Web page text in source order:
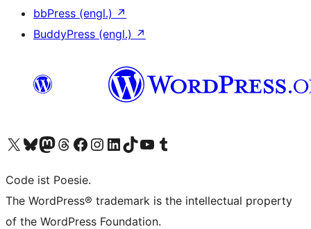
bbPress (engl.) ↗
BuddyPress (engl.) ↗
Das X-Konto (früher Twitter) von WordPress.org besuchen
Das Bluesky-Konto von WordPress.org besuchen
Das Mastodon-Konto von WordPress.org besuchen
Das Threads-Konto von WordPress.org besuchen
Die Facebook-Seite von WordPress.org besuchen
Das Instagram-Konto von WordPress.org besuchen
Das LinkedIn-Konto von WordPress.org besuchen
Das TikTok-Konto von WordPress.org besuchen
Den YouTube-Kanal von WordPress.org besuchen
Das Tumblr-Konto von WordPress.org besuchen
Code ist Poesie.
The WordPress® trademark is the intellectual property
of the WordPress Foundation.